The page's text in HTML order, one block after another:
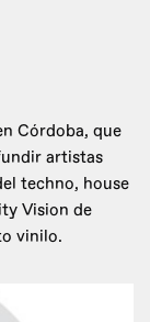
Córdoba, que
artistas
techno, house
Vision de
vinilo.